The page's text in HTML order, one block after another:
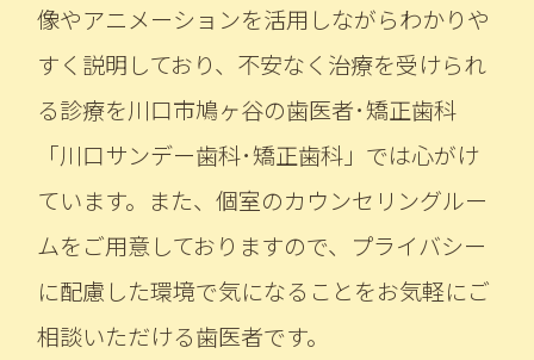
像やアニメーションを活用しながらわかりや
すく説明しており、不安なく治療を受けられ
る診療を川口市鳩ヶ谷の歯医者･矯正歯科
「川口サンデー歯科･矯正歯科」では心がけ
ています。また、個室のカウンセリングルー
ムをご用意しておりますので、プライバシー
に配慮した環境で気になることをお気軽にご
相談いただける歯医者です。